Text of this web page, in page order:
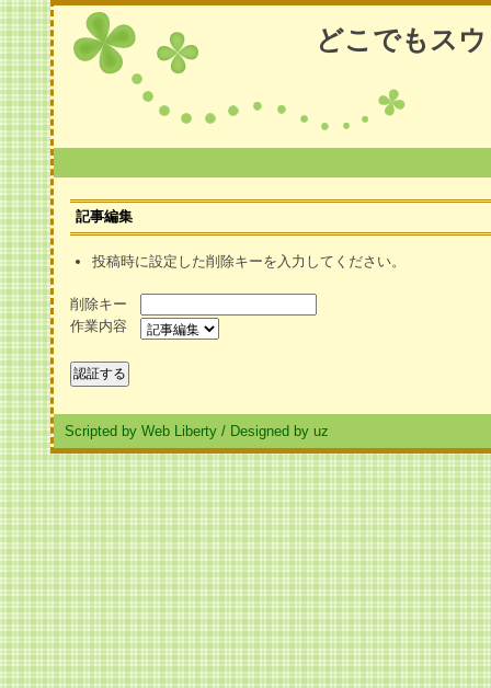
どこでもス
記事編集
投稿時に設定した削除キーを入力してください。
削除キー
作業内容
Scripted by Web Liberty / Designed by uz